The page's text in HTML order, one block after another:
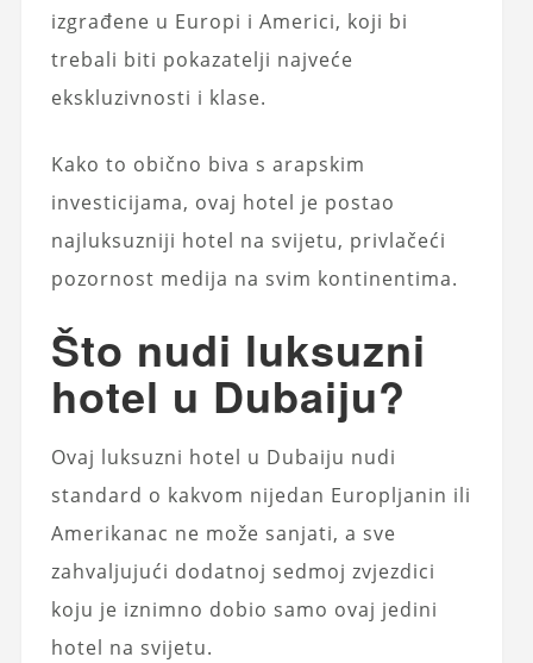
izgrađene u Europi i Americi, koji bi
trebali biti pokazatelji najveće
ekskluzivnosti i klase.
Kako to obično biva s arapskim
investicijama, ovaj hotel je postao
najluksuzniji hotel na svijetu, privlačeći
pozornost medija na svim kontinentima.
Što nudi luksuzni
hotel u Dubaiju?
Ovaj luksuzni hotel u Dubaiju nudi
standard o kakvom nijedan Europljanin ili
Amerikanac ne može sanjati, a sve
zahvaljujući dodatnoj sedmoj zvjezdici
koju je iznimno dobio samo ovaj jedini
hotel na svijetu.